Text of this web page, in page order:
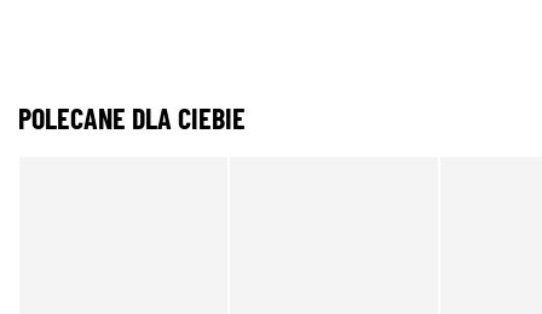
POLECANE DLA CIEBIE